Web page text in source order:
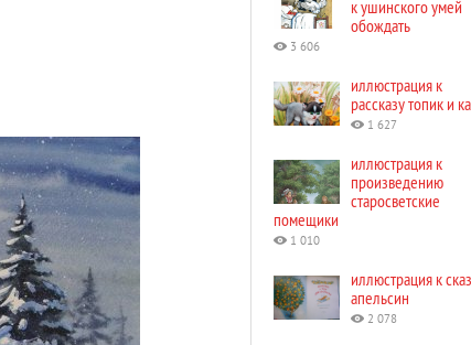
к ушинского умей
обождать
3 606
иллюстрация к
рассказу топик и
1 627
иллюстрация к
произведению
старосветские
помещики
1 010
иллюстрация к
апельсин
2 078